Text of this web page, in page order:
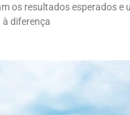
os resultados esperados e
diferença